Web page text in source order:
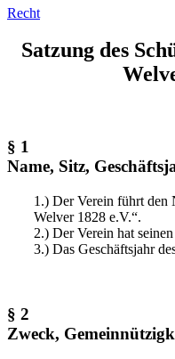
Recht
Satzung des
§ 1
Name, Sitz,
1.) Der Verein führt den
Welver 1828 e.V.“.
2.) Der Verein hat
3.) Das Geschäftsjahr
§ 2
Zweck,